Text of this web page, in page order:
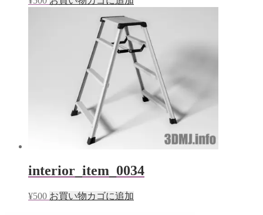
interior_item_0034
¥500 お買い物カゴに追加